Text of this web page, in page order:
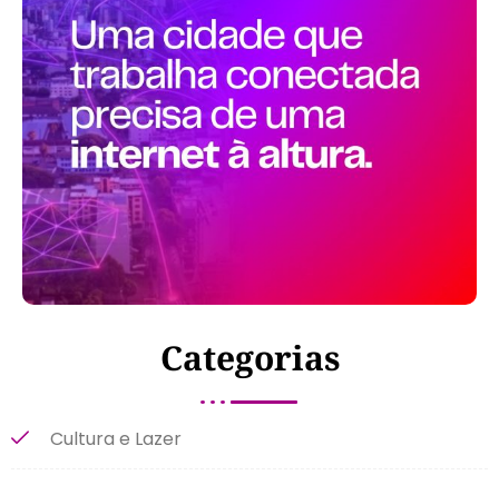
Categorias
Cultura e Lazer